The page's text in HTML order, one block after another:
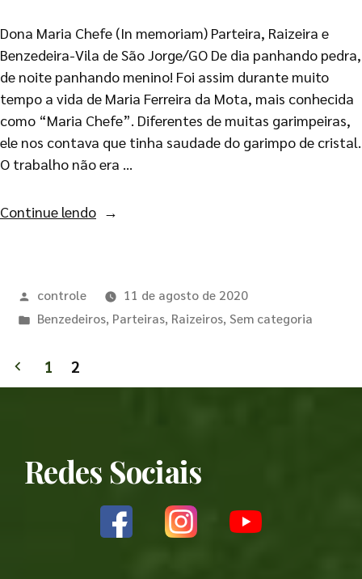
Dona Maria Chefe (In memoriam) Parteira, Raizeira e
Benzedeira-Vila de São Jorge/GO De dia panhando pedra,
de noite panhando menino! Foi assim durante muito
tempo a vida de Maria Ferreira da Mota, mais conhecida
como “Maria Chefe”. Diferentes de muitas garimpeiras,
ele nos contava que tinha saudade do garimpo de cristal.
O trabalho não era …
Continue lendo
controle
11 de agosto de 2020
Benzedeiros, Parteiras, Raizeiros, Sem categoria
1 2
Redes Sociais